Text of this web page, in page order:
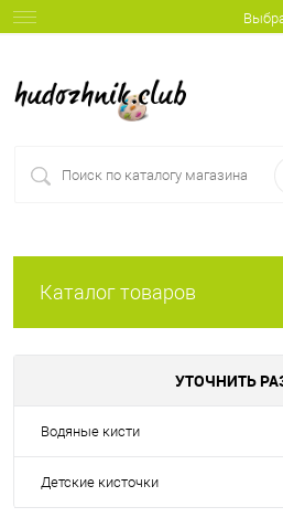
Каталог товаров
УТОЧНИТЬ
Водяные кисти
Детские кисточки